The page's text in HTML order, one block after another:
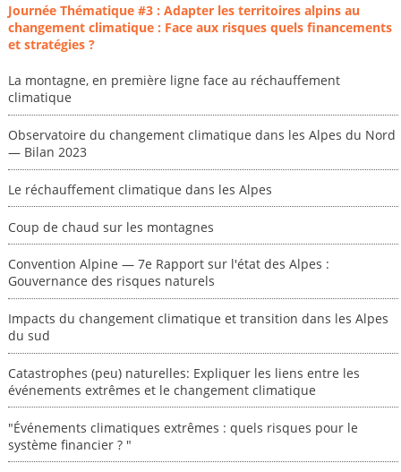
Journée Thématique #3 : Adapter les territoires alpins au
changement climatique : Face aux risques quels financements
et stratégies ?
La montagne, en première ligne face au réchauffement
climatique
Observatoire du changement climatique dans les Alpes du Nord
— Bilan 2023
Le réchauffement climatique dans les Alpes
Coup de chaud sur les montagnes
Convention Alpine — 7e Rapport sur l'état des Alpes :
Gouvernance des risques naturels
Impacts du changement climatique et transition dans les Alpes
du sud
Catastrophes (peu) naturelles: Expliquer les liens entre les
événements extrêmes et le changement climatique
"Événements climatiques extrêmes : quels risques pour le
système financier ? "